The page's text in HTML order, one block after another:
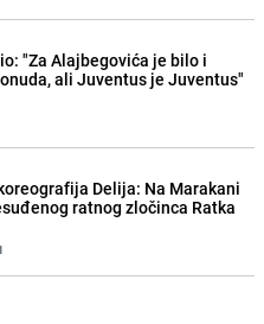
"Za Alajbegovića je bilo i
ali Juventus je Juventus"
Delija: Na Marakani
ratnog zločinca Ratka